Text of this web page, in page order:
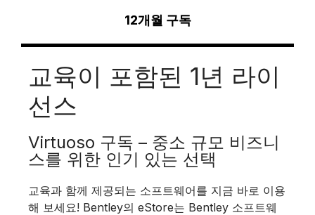
12개월 구독
교육이 포함된 1년 라이
선스
Virtuoso 구독 – 중소 규모 비즈니
스를 위한 인기 있는 선택
교육과 함께 제공되는 소프트웨어를 지금 바로 이용
해 보세요! Bentley의 eStore는 Bentley 소프트웨